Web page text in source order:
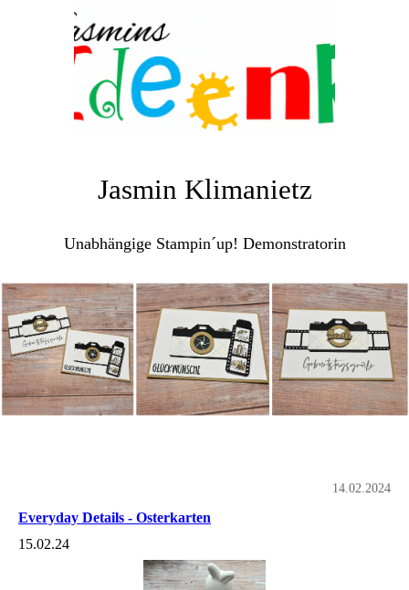
Jasmin Klimanietz
Unabhängige Stampin´up! Demonstratorin
14.02.2024
Everyday Details - Osterkarten
15.02.24